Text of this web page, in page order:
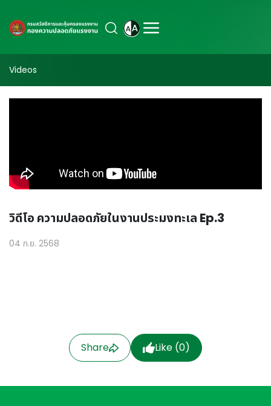
Videos
วิดีโอ ความปลอดภัยในงานประมงทะเล Ep.3
04 ก.ย. 2568
Share Like (0)